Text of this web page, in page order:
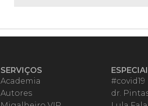
SERVIÇOS
Academia
Autores
#covid19
dr.